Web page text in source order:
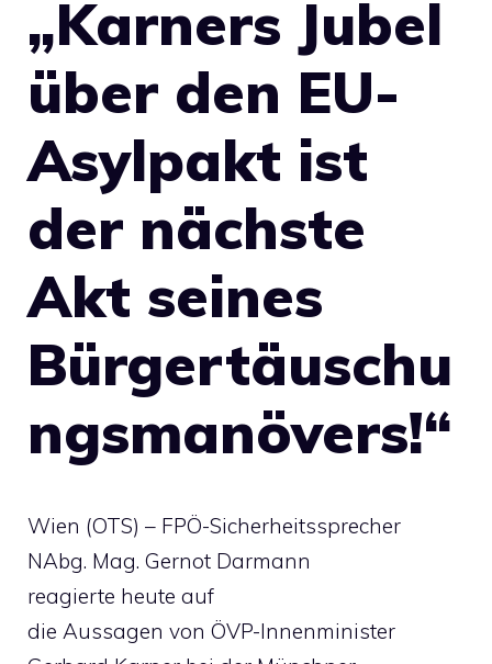
„Karners Jubel
über den EU-
Asylpakt ist
der nächste
Akt seines
Bürgertäuschu
ngsmanövers!“
Wien (OTS) – FPÖ-Sicherheitssprecher
NAbg. Mag. Gernot Darmann
reagierte heute auf
die Aussagen von ÖVP-Innenminister